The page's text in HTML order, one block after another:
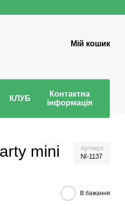
Мій кошик
КЛУБ
Контактна
інформація
mini Артикул
NI-1137
В бажання